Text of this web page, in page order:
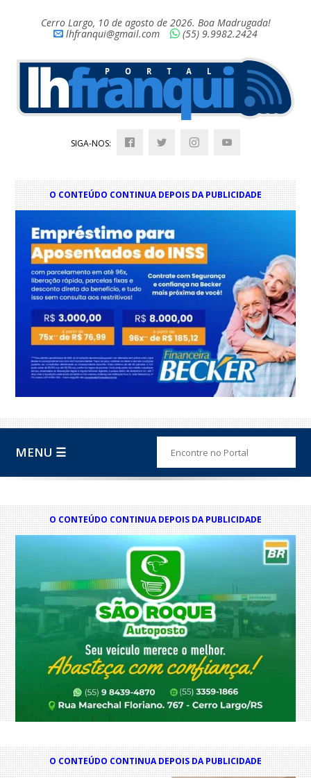
Cerro Largo, 10 de agosto de 2026. Boa Madrugada!
lhfranqui@gmail.com
(55) 9.9982.2424
SIGA-NOS:
O CONTEÚDO CONTINUA DEPOIS DA PUBLICIDADE
MENU ☰
O CONTEÚDO CONTINUA DEPOIS DA PUBLICIDADE
O CONTEÚDO CONTINUA DEPOIS DA PUBLICIDADE